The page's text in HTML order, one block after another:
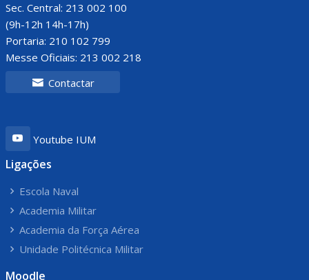
Sec. Central: 213 002 100
(9h-12h 14h-17h)
Portaria: 210 102 799
Messe Oficiais: 213 002 218
Contactar
Youtube IUM
Ligações
Escola Naval
Academia Militar
Academia da Força Aérea
Unidade Politécnica Militar
Moodle